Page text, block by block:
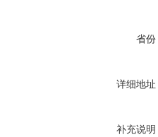
省份
详细地址
补充说明